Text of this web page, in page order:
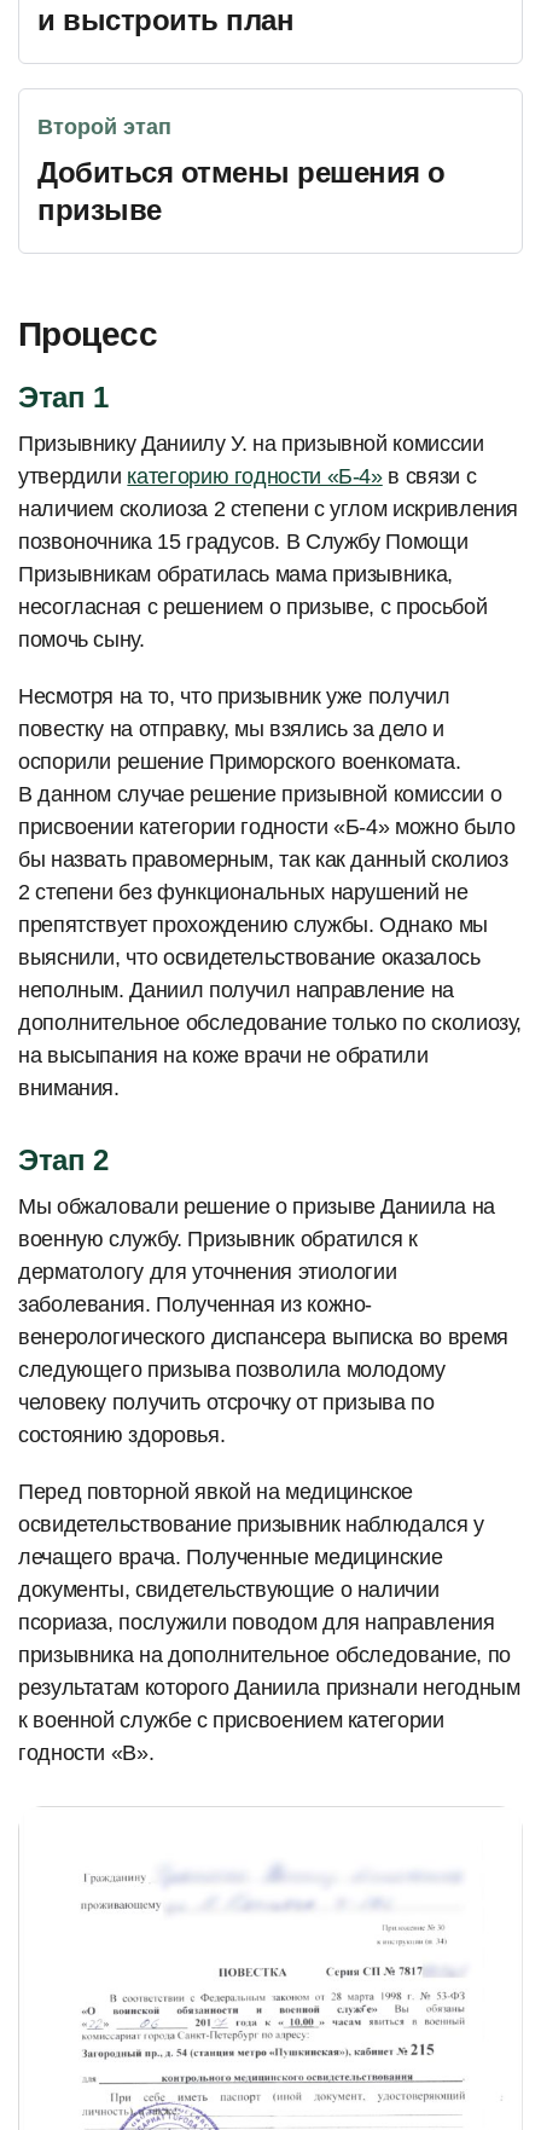
и выстроить план
Второй этап
Добиться отмены решения о
призыве
Процесс
Этап 1
Призывнику Даниилу У. на призывной комиссии
утвердили категорию годности «Б-4»в связи с
наличием сколиоза 2 степени с углом искривления
позвоночника 15 градусов. В Службу Помощи
Призывникам обратилась мама призывника,
несогласная с решением о призыве, с просьбой
помочь сыну.
Несмотря на то, что призывник уже получил
повестку на отправку, мы взялись за дело и
оспорили решение Приморского военкомата.
В данном случае решение призывной комиссии о
присвоении категории годности «Б-4» можно было
бы назвать правомерным, так как данный сколиоз
2 степени без функциональных нарушений не
препятствует прохождению службы. Однако мы
выяснили, что освидетельствование оказалось
неполным. Даниил получил направление на
дополнительное обследование только по сколиозу,
на высыпания на коже врачи не обратили
внимания.
Этап 2
Мы обжаловали решение о призыве Даниила на
военную службу. Призывник обратился к
дерматологу для уточнения этиологии
заболевания. Полученная из кожно-
венерологического диспансера выписка во время
следующего призыва позволила молодому
человеку получить отсрочку от призыва по
состоянию здоровья.
Перед повторной явкой на медицинское
освидетельствование призывник наблюдался у
лечащего врача. Полученные медицинские
документы, свидетельствующие о наличии
псориаза, послужили поводом для направления
призывника на дополнительное обследование, по
результатам которого Даниила признали негодным
к военной службе с присвоением категории
годности «В».